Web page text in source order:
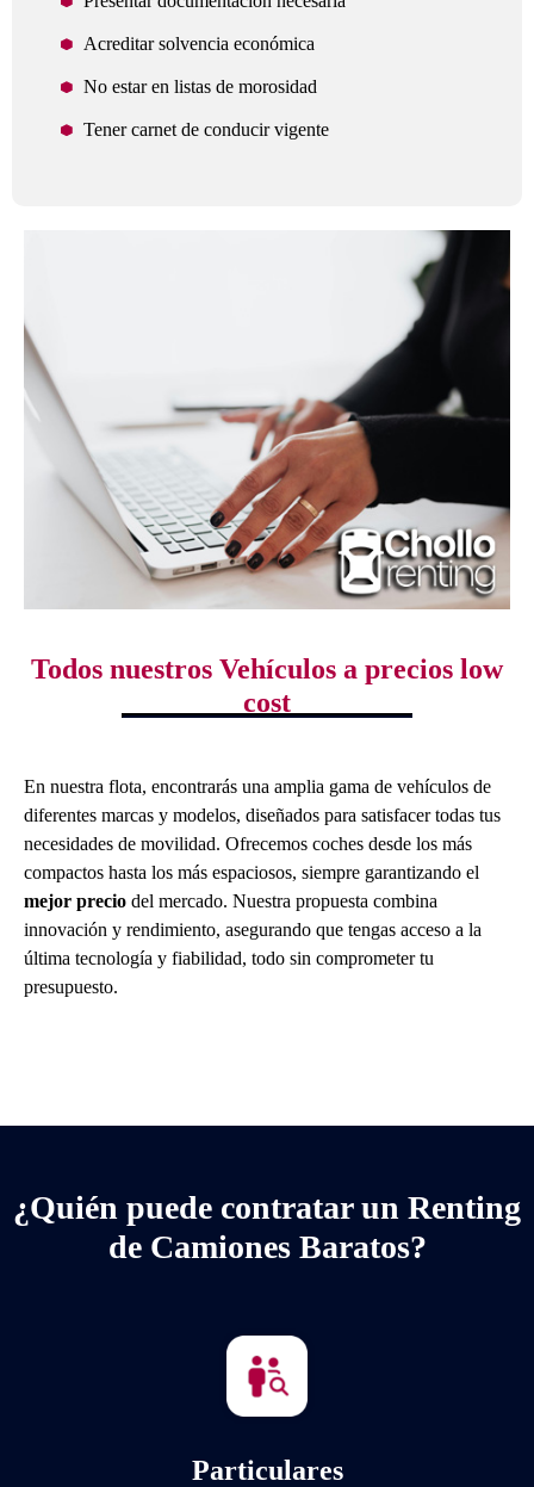
Acreditar solvencia económica
No estar en listas de morosidad
Tener carnet de conducir vigente
Todos nuestros Vehículos a precios low
cost
En nuestra flota, encontrarás una amplia gama de vehículos de
diferentes marcas y modelos, diseñados para satisfacer todas tus
necesidades de movilidad. Ofrecemos coches desde los más
compactos hasta los más espaciosos, siempre garantizando el
mejor precio del mercado. Nuestra propuesta combina
innovación y rendimiento, asegurando que tengas acceso a la
última tecnología y fiabilidad, todo sin comprometer tu
presupuesto.
¿Quién puede contratar un Renting
de Camiones Baratos?
Particulares